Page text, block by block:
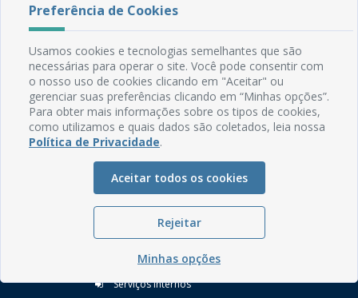
Rua do Imperador, 78, Centro
CEP: 58.280-000 - Mamanguape/PB
Fone: (83) 3292-2246
Email: comunicacao@mamanguape.pb.gov.br
Expediente: Segunda à Sexta, das 08h às 13h
Mapa do Site
Glossário
Ouvidoria
Serviços Internos
Preferência de Cookies
Usamos cookies e tecnologias semelhantes que são
necessárias para operar o site. Você pode consentir com
o nosso uso de cookies clicando em "Aceitar" ou
gerenciar suas preferências clicando em “Minhas opções”.
Para obter mais informações sobre os tipos de cookies,
como utilizamos e quais dados são coletados, leia nossa
Política de Privacidade.
Aceitar todos os cookies
Rejeitar
Minhas opções